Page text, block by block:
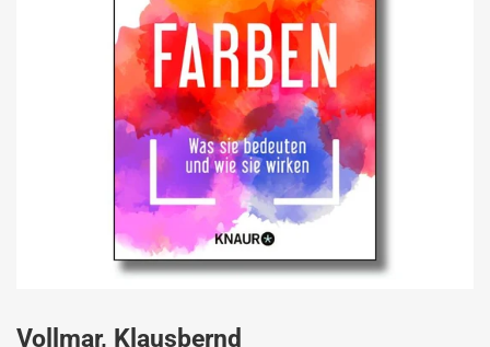
Vollmar, Klausbernd